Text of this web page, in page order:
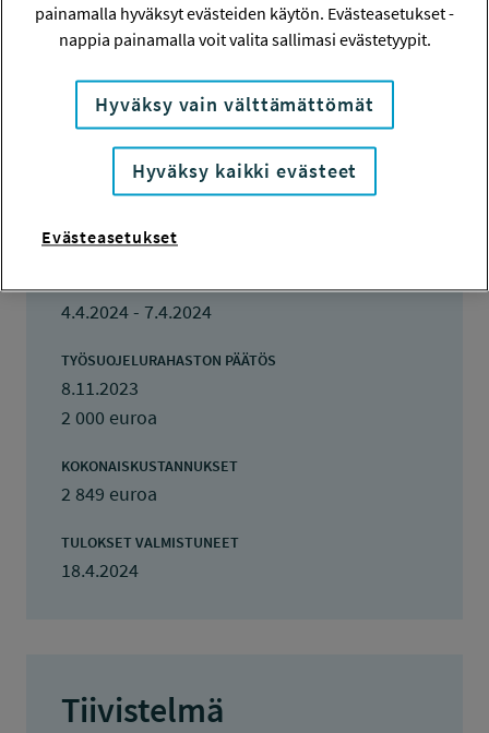
HAKIJA
Camilla Granholm
TOTEUTTAJA
Camilla Granholm
LISÄTIETOJA
camilla.granholm@utu.fi
4.4.2024 - 7.4.2024
TYÖSUOJELURAHASTON PÄÄTÖS
8.11.2023
2 000 euroa
KOKONAISKUSTANNUKSET
2 849 euroa
TULOKSET VALMISTUNEET
18.4.2024
Tiivistelmä
painamalla hyväksyt evästeiden käytön. Evästeasetukset -
nappia painamalla voit valita sallimasi evästetyypit.
Hyväksy vain välttämättömät
Hyväksy kaikki evästeet
Evästeasetukset